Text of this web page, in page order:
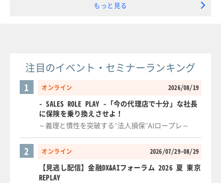
もっと見る
注目のイベント・セミナーランキング
オンライン 2026/08/19
1
- SALES ROLE PLAY -「今の代理店で十分」な社長
に保険を乗り換えさせよ！
～義理と慣性を突破する"法人損保"AIロープレ～
オンライン 2026/07/29-08/29
2
【見逃し配信】金融DX&AIフォーラム 2026 夏 東京
REPLAY